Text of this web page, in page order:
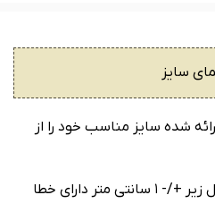
سایز
شده سایز مناسب خود را از
اندازه های ارائه شده در جدول زیر +/- ۱ سانتی متر دارای خطا